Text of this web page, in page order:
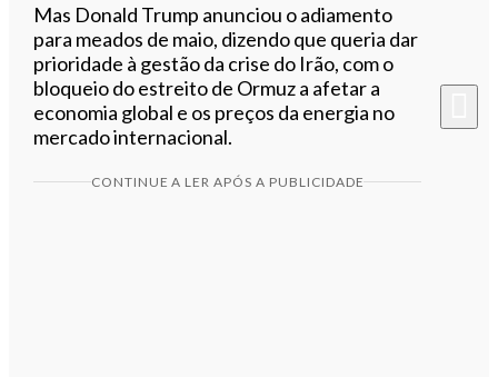
Mas Donald Trump anunciou o adiamento
para meados de maio, dizendo que queria dar
prioridade à gestão da crise do Irão, com o
bloqueio do estreito de Ormuz a afetar a
economia global e os preços da energia no
mercado internacional.
CONTINUE A LER APÓS A PUBLICIDADE